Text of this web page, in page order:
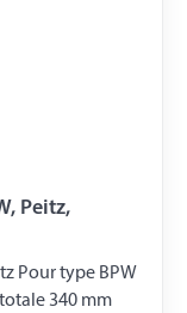
Peitz,
Pour type BPW
340 mm